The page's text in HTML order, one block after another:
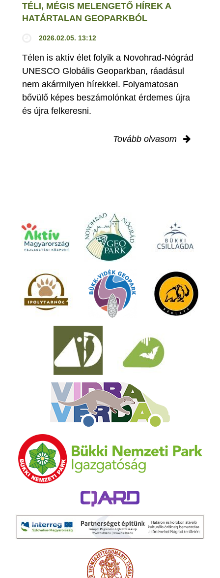
TÉLI, MÉGIS MELENGETŐ HÍREK A
HATÁRTALAN GEOPARKBÓL
2026.02.05. 13:12
Télen is aktív élet folyik a Novohrad-Nógrád
UNESCO Globális Geoparkban, ráadásul
nem akármilyen hírekkel. Folyamatosan
bővülő képes beszámolónkat érdemes újra
és újra felkeresni.
Tovább olvasom